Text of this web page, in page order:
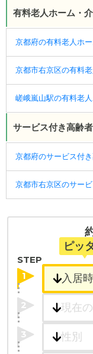
・認知症：受け
ケアスル 介護で
す。詳しくはこ
◎ケアスル 介護
・経験豊富な入
ポート
入居相談：
受付時間：10
・全国10000件
幅広い選択肢
ことができます
たとえば「カ
「夫婦入居可」
医療・看護体制
有料老人ホーム・
京都府の有料老人ホー
京都市右京区の有料
嵯峨嵐山駅の有料老
サービス付き高齢
京都府のサービス付き
京都市右京区のサー
ピッ
STEP
1
2
3